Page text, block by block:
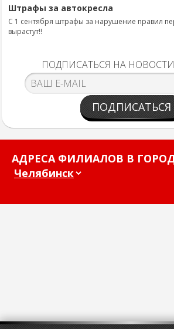
Штрафы за автокресла
С 1 сентября штрафы за нарушение правил
вырастут!!
ПОДПИСАТЬСЯ НА
ПОДПИСАТЬСЯ
АДРЕСА ФИЛИАЛОВ В